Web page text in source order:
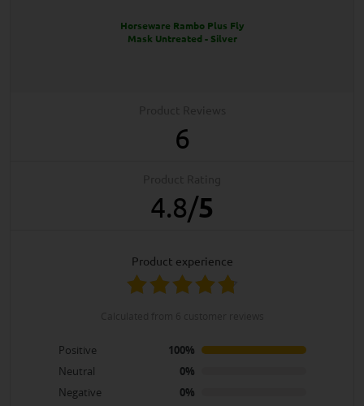
Horseware Rambo Plus Fly
Mask Untreated - Silver
6
4.8/5
product experience
Positive
100%
Neutral
0%
Negative
0%